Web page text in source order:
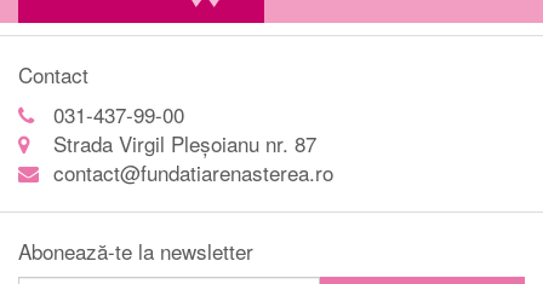
Contact
031-437-99-00
Strada Virgil Pleșoianu nr. 87
contact@fundatiarenasterea.ro
Abonează-te la newsletter